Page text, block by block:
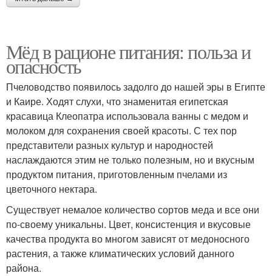
Мёд в рационе питания: польза и
опасность
Пчеловодство появилось задолго до нашей эры в Египте
и Каире. Ходят слухи, что знаменитая египетская
красавица Клеопатра использовала ванны с медом и
молоком для сохранения своей красоты. С тех пор
представители разных культур и народностей
наслаждаются этим не только полезным, но и вкусным
продуктом питания, приготовленным пчелами из
цветочного нектара.
Существует немалое количество сортов меда и все они
по-своему уникальны. Цвет, консистенция и вкусовые
качества продукта во многом зависят от медоносного
растения, а также климатических условий данного
района.